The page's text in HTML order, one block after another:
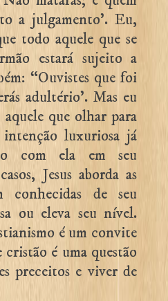
a julgamento’. Eu,
todo aquele que se
estará sujeito a
“Ouvistes que foi
adultério’. Mas eu
que olhar para
luxuriosa já
com ela em seu
Jesus aborda as
conhecidas de seu
ou eleva seu nível.
é um convite
é uma questão
preceitos e viver de